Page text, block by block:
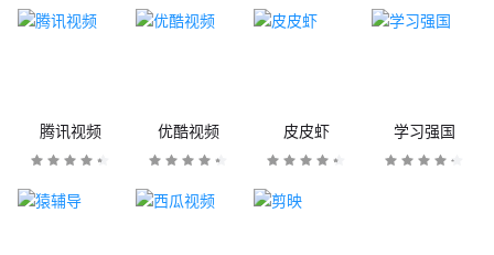
腾讯视频 优酷视频 皮皮虾 学习强国